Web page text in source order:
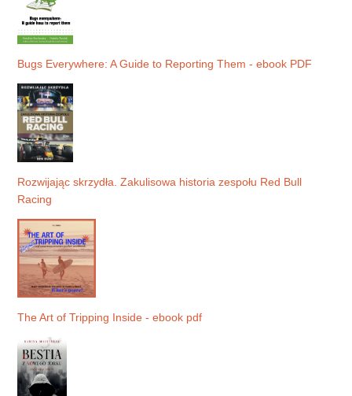
Bugs Everywhere: A Guide to Reporting Them - ebook PDF
Rozwijając skrzydła. Zakulisowa historia zespołu Red Bull
Racing
The Art of Tripping Inside - ebook pdf